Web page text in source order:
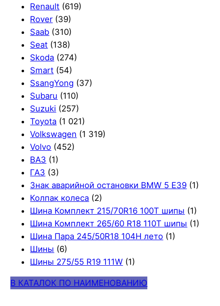
Renault (619)
Rover (39)
Saab (310)
Seat (138)
Skoda (274)
Smart (54)
SsangYong (37)
Subaru (110)
Suzuki (257)
Toyota (1 021)
Volkswagen (1 319)
Volvo (452)
ВАЗ (1)
ГАЗ (3)
Знак аварийной остановки BMW 5 E39 (1)
Колпак колеса (2)
Шина Комплект 215/70R16 100T шипы (1)
Шина Комплект 265/60 R18 110T шипы (1)
Шина Пара 245/50R18 104H лето (1)
Шины (6)
Шины 275/55 R19 111W (1)
В КАТАЛОК ПО НАИМЕНОВАНИЮ